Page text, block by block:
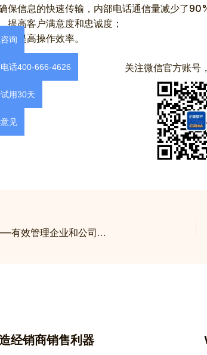
保信息的快速传输，内部电话通信量减少了
提高客户满意度和忠诚度；
，提高操作效率。
关注微信官方账号
深圳开立生物医疗科技股份有限公司——有效管理企业和公司资源
经销商销售利器
询
话400-666-4626
用30天
见